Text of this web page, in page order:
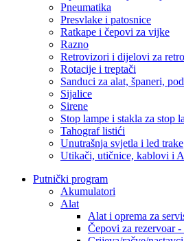
Pneumatika
Presvlake i patosnice
Ratkape i čepovi za vijke
Razno
Retrovizori i dijelovi za
Rotacije i treptači
Sanduci za alat, španeri,
Sijalice
Sirene
Stop lampe i stakla za stop
Tahograf listići
Unutrašnja svjetla i led trake
Utikači, utičnice, kablovi i
Putnički program
Akumulatori
Alat
Alat i oprema za
Čepovi za rezervoar